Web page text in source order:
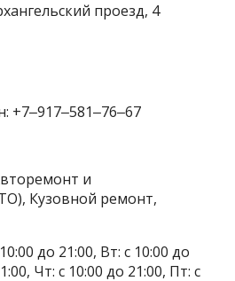
проезд, 4
и
Кузовной ремонт,
до 21:00, Вт: с 10:00 до
Чт: с 10:00 до 21:00, Пт: с